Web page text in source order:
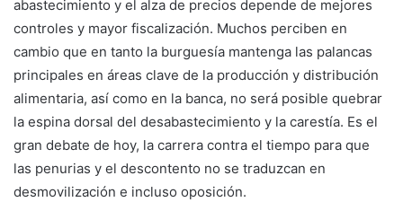
abastecimiento y el alza de precios depende de mejores
controles y mayor fiscalización. Muchos perciben en
cambio que en tanto la burguesía mantenga las palancas
principales en áreas clave de la producción y distribución
alimentaria, así como en la banca, no será posible quebrar
la espina dorsal del desabastecimiento y la carestía. Es el
gran debate de hoy, la carrera contra el tiempo para que
las penurias y el descontento no se traduzcan en
desmovilización e incluso oposición.